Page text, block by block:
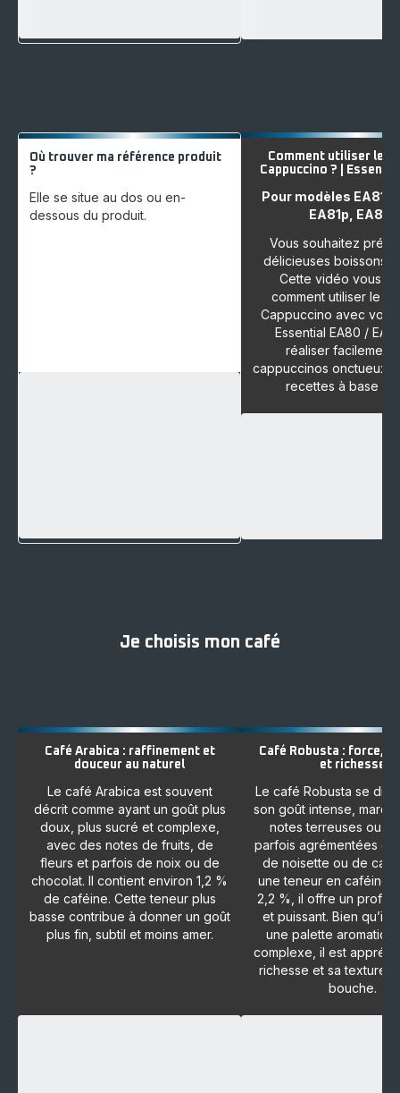
Où trouver ma référence produit
?
Elle se situe au dos ou en-
dessous du produit.
Comment utiliser le
Cappuccino ? |
Pour modèles EA810,
EA81p, EA81r.
Vous souhaitez
délicieuses boissons
Cette vidéo vous
comment utiliser le
Cappuccino avec votre
Essential EA80 /
réaliser facilement
cappuccinos onctueux
recettes à base de
Je choisis mon café
Café Arabica : raffinement et
douceur au naturel
Le café Arabica est souvent
décrit comme ayant un goût plus
doux, plus sucré et complexe,
avec des notes de fruits, de
fleurs et parfois de noix ou de
chocolat. Il contient environ 1,2 %
de caféine. Cette teneur plus
basse contribue à donner un goût
plus fin, subtil et moins amer.
Café Robusta : force,
et richesse
Le café Robusta se
son goût intense,
notes terreuses ou
parfois agrémentées de
de noisette ou de
une teneur en caféine
2,2 %, il offre un profil
et puissant. Bien qu’il
une palette
complexe, il est
richesse et sa texture
bouche.